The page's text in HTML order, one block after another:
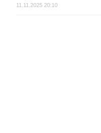
11.11.2025 20:10